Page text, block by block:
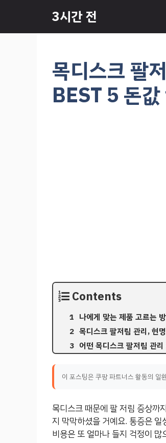
츠
3시간 전
목디스크 팔
BEST 5 돈
Contents
나에게 맞는 제품 고르는
목디스크 팔저림 관리, 현
어떤 목디스크 팔저림 관
이 포스팅은 쿠팡 파트너스 활동의 일
목디스크 때문에 팔 저림 증상까
지 막막하셨을 거예요. 통증은
비용은 또 얼마나 들지 걱정이 많